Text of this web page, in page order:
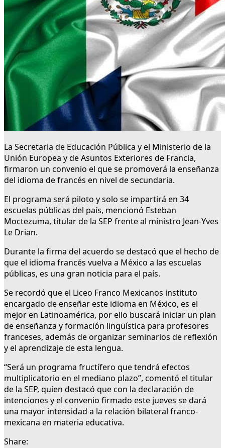
La Secretaria de Educación Pública y el Ministerio de la
Unión Europea y de Asuntos Exteriores de Francia,
firmaron un convenio el que se promoverá la enseñanza
del idioma de francés en nivel de secundaria.
El programa será piloto y solo se impartirá en 34
escuelas públicas del país, mencionó Esteban
Moctezuma, titular de la SEP frente al ministro Jean-Yves
Le Drian.
Durante la firma del acuerdo se destacó que el hecho de
que el idioma francés vuelva a México a las escuelas
públicas, es una gran noticia para el país.
Se recordó que el Liceo Franco Mexicanos instituto
encargado de enseñar este idioma en México, es el
mejor en Latinoamérica, por ello buscará iniciar un plan
de enseñanza y formación lingüística para profesores
franceses, además de organizar seminarios de reflexión
y el aprendizaje de esta lengua.
“Será un programa fructífero que tendrá efectos
multiplicatorio en el mediano plazo”, comentó el titular
de la SEP, quien destacó que con la declaración de
intenciones y el convenio firmado este jueves se dará
una mayor intensidad a la relación bilateral franco-
mexicana en materia educativa.
Share: